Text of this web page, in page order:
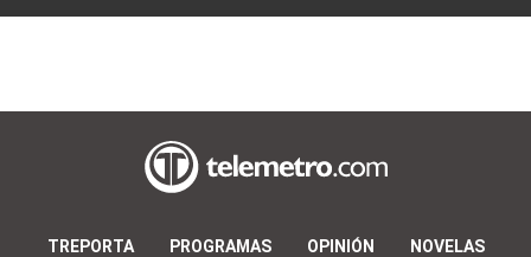
TREPORTA PROGRAMAS OPINIÓN NOVELAS